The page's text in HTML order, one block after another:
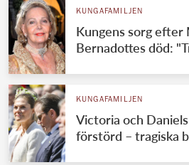
VÄRLDENS
Svenska
Brittiska
Danska
KUNGAFAMILJEN
Kungens sorg efter
Bernadottes död:
KUNGAFAMILJEN
Victoria och
förstörd – tragiska